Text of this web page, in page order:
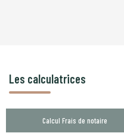
Les calculatrices
Calcul Frais de notaire